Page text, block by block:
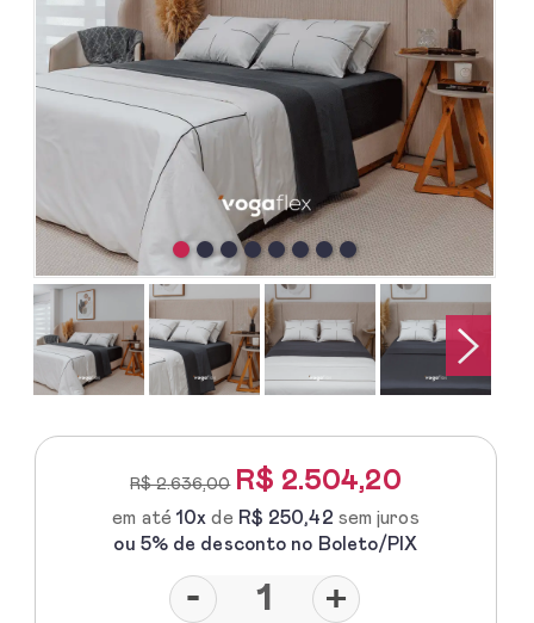
R$ 2.636,00 R$ 2.504,20
em até10x de R$ 250,42 sem juros
ou 5% de desconto no Boleto/PIX
- +